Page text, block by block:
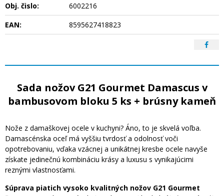
Obj. čislo:
6002216
EAN:
8595627418823
Sada nožov G21 Gourmet Damascus v
bambusovom bloku 5 ks + brúsny kameň
Nože z damaškovej ocele v kuchyni? Áno, to je skvelá voľba.
Damascénska oceľ má vyššiu tvrdosť a odolnosť voči
opotrebovaniu, vďaka vzácnej a unikátnej kresbe ocele navyše
získate jedinečnú kombináciu krásy a luxusu s vynikajúcimi
reznými vlastnosťami.
Súprava piatich vysoko kvalitných nožov G21 Gourmet